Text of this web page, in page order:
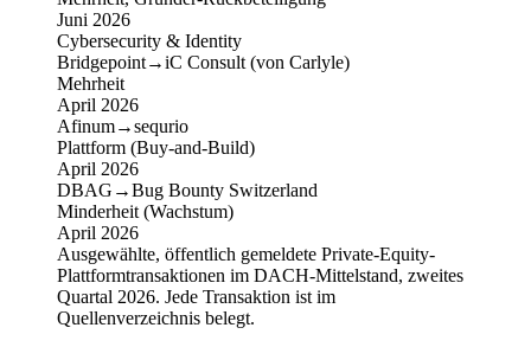
Juni 2026
Cybersecurity & Identity
Bridgepoint→iC Consult (von Carlyle)
Mehrheit
April 2026
Afinum→sequrio
Plattform (Buy-and-Build)
April 2026
DBAG →Bug Bounty Switzerland
Minderheit (Wachstum)
April 2026
Ausgewählte, öffentlich gemeldete Private-Equity-
Plattformtransaktionen im DACH-Mittelstand, zweites
Quartal 2026. Jede Transaktion ist im
Quellenverzeichnis belegt.